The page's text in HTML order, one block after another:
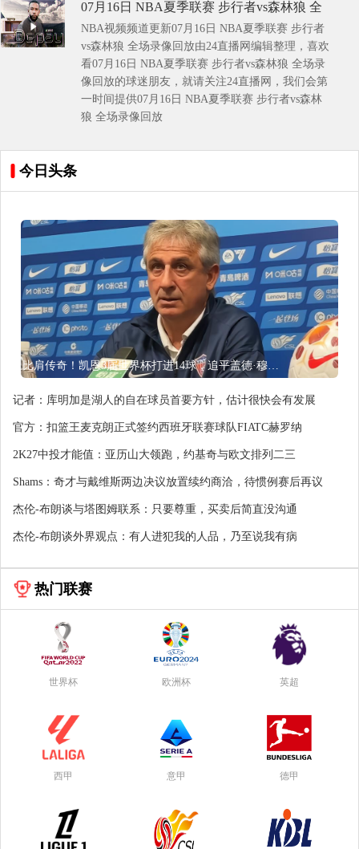
07月16日 NBA夏季联赛 步行者vs森林狼 全
场录像回放
NBA视频频道更新07月16日 NBA夏季联赛 步行者
vs森林狼 全场录像回放由24直播网编辑整理，喜欢
看07月16日 NBA夏季联赛 步行者vs森林狼 全场录
像回放的球迷朋友，就请关注24直播网，我们会第
一时间提供07月16日 NBA夏季联赛 步行者vs森林
狼 全场录像回放
今日头条
比肩传奇！凯恩3届世界杯打进14球，追平盖德·穆勒并排前史第5
记者：库明加是湖人的自在球员首要方针，估计很快会有发展
官方：扣篮王麦克朗正式签约西班牙联赛球队FIATC赫罗纳
2K27中投才能值：亚历山大领跑，约基奇与欧文排列二三
Shams：奇才与戴维斯两边决议放置续约商洽，待惯例赛后再议
杰伦-布朗谈与塔图姆联系：只要尊重，买卖后简直没沟通
杰伦-布朗谈外界观点：有人进犯我的人品，乃至说我有病
热门联赛
世界杯 欧洲杯 英超
西甲 意甲 德甲